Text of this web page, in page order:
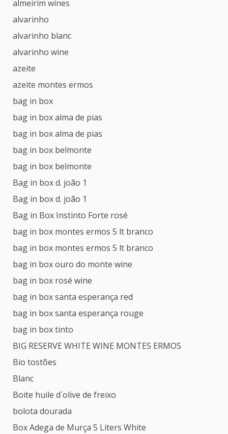
almeirim wines
alvarinho
alvarinho blanc
alvarinho wine
azeite
azeite montes ermos
bag in box
bag in box alma de pias
bag in box alma de pias
bag in box belmonte
bag in box belmonte
Bag in box d. joão 1
Bag in box d. joão 1
Bag in Box Instinto Forte rosé
bag in box montes ermos 5 lt branco
bag in box montes ermos 5 lt branco
bag in box ouro do monte wine
bag in box rosé wine
bag in box santa esperança red
bag in box santa esperança rouge
bag in box tinto
BIG RESERVE WHITE WINE MONTES ERMOS
Bio tostões
Blanc
Boite huile d´olive de freixo
bolota dourada
Box Adega de Murça 5 Liters White